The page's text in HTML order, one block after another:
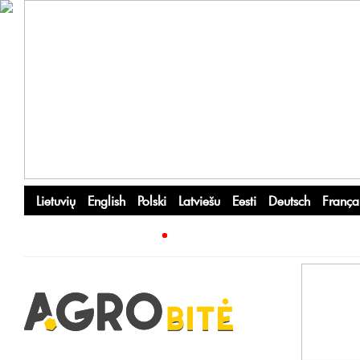
Lietuvių English Polski Latviešu Eesti Deutsch